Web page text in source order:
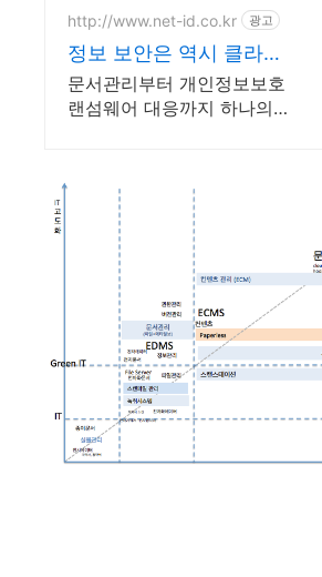
http://www.net-id.co.kr 광고
정보 보안은 역시 클라우
독 문서중앙화 솔루션
문서관리부터 개인정보보호
랜섬웨어 대응까지 하나의